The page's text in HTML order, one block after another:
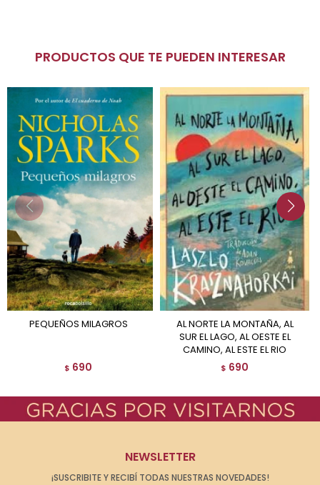
PRODUCTOS QUE TE PUEDEN INTERESAR
PEQUEÑOS MILAGROS
$ 690
AL NORTE LA MONTAÑA, AL
SUR EL LAGO, AL OESTE EL
CAMINO, AL ESTE EL RIO
$ 690
NEWSLETTER
¡SUSCRIBITE Y RECIBÍ TODAS NUESTRAS NOVEDADES!